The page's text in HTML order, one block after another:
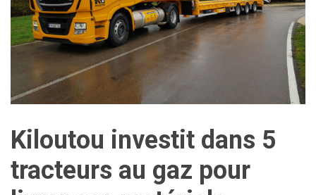
Kiloutou investit dans 5
tracteurs au gaz pour